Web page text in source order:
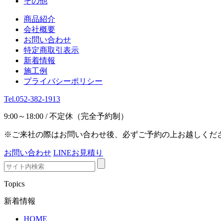
商品紹介
会社概要
お問い合わせ
特定商取引表示
新着情報
施工例
プライバシーポリシー
Tel.052-382-1913
9:00～18:00 / 不定休（完全予約制）
※ご来社の際はお問い合わせ後、必ずご予約の上お越しくだ
お問い合わせ LINEお見積り
Topics
新着情報
HOME